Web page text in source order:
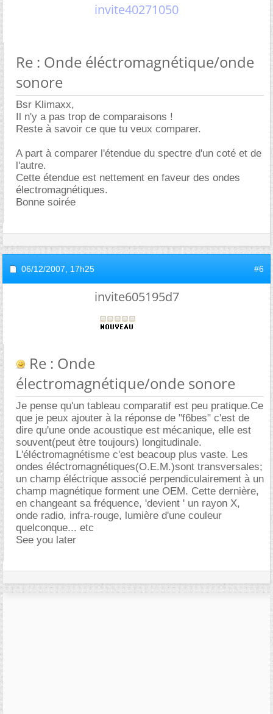
invite40271050
Re : Onde éléctromagnétique/onde
sonore
Bsr Klimaxx,
Il n'y a pas trop de comparaisons !
Reste à savoir ce que tu veux comparer.
A part à comparer l'étendue du spectre d'un coté et de
l'autre.
Cette étendue est nettement en faveur des ondes
électromagnétiques.
Bonne soirée
06/12/2007, 17h25 #6
invite605195d7
Re : Onde
électromagnétique/onde sonore
Je pense qu'un tableau comparatif est peu pratique.Ce
que je peux ajouter à la réponse de "f6bes" c'est de
dire qu'une onde acoustique est mécanique, elle est
souvent(peut ètre toujours) longitudinale.
L'éléctromagnétisme c'est beacoup plus vaste. Les
ondes éléctromagnétiques(O.E.M.)sont transversales;
un champ éléctrique associé perpendiculairement à un
champ magnétique forment une OEM. Cette dernière,
en changeant sa fréquence, 'devient ' un rayon X,
onde radio, infra-rouge, lumière d'une couleur
quelconque... etc
See you later